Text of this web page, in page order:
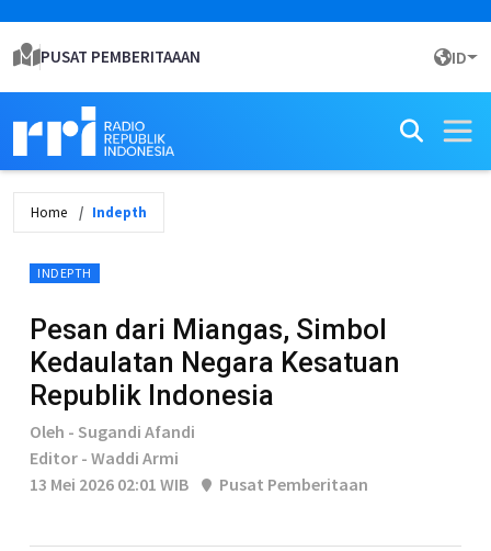
PUSAT PEMBERITAAAN ID
Home Indepth
INDEPTH
Pesan dari Miangas, Simbol
Kedaulatan Negara Kesatuan
Republik Indonesia
Oleh - Sugandi Afandi
Editor - Waddi Armi
13 Mei 2026 02:01 WIB
Pusat Pemberitaan